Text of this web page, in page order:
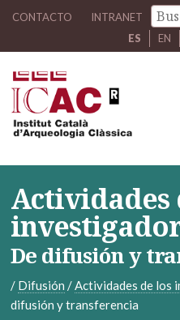
CONTACTO INTRANET
ES
EN
Actividades
De difusión y
/ Difusión /Actividades de los
difusión y transferencia